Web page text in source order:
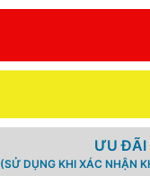
ƯU ĐÃI
(SỬ DỤNG KHI XÁC NHẬN